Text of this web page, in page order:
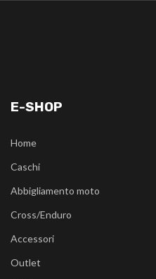
E-SHOP
Home
Caschi
Abbigliamento moto
Cross/Enduro
Accessori
Outlet